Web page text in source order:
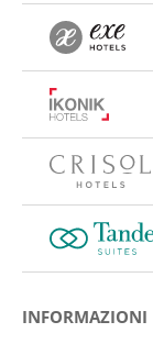
INFORMAZIONI